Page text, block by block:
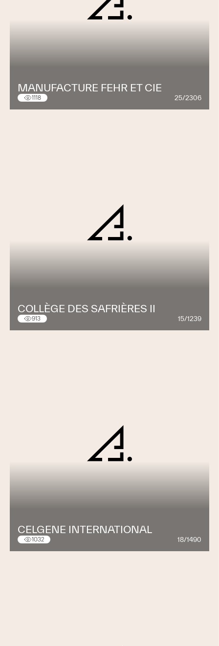
MANUFACTURE FEHR ET CIE
1118 25/2306
COLLÈGE DES SAFRIÈRES II
913 15/1239
CELGENE INTERNATIONAL
1032 18/1490